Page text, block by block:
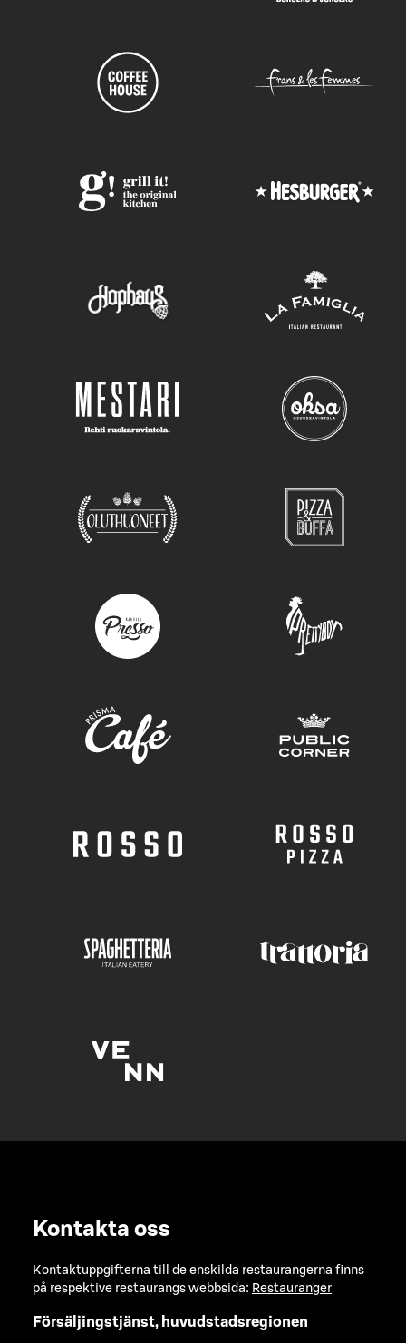
Kontakta oss
Kontaktuppgifterna till de enskilda restaurangerna finns
på respektive restaurangs webbsida: Restauranger
Försäljingstjänst, huvudstadsregionen